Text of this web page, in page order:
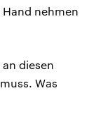
nehmen
diesen
Was